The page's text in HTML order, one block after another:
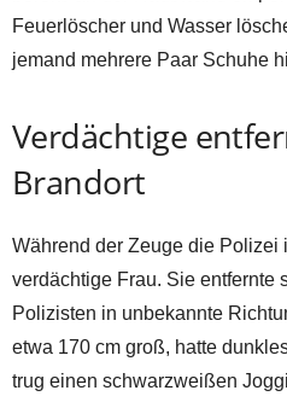
Feuerlöscher und Wasser
jemand mehrere Paar Schuhe
Verdächtige
Brandort
Während der Zeuge die Polizei
verdächtige Frau. Sie entfernte
Polizisten in unbekannte
etwa 170 cm groß, hatte
trug einen schwarzweißen